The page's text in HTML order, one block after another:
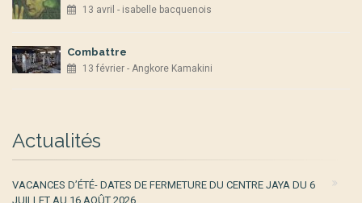
13 avril - isabelle bacquenois
Combattre
13 février - Angkore Kamakini
Actualités
VACANCES D’ÉTÉ- DATES DE FERMETURE DU CENTRE JAYA DU 6
JUILLET AU 16 AOÛT 2026